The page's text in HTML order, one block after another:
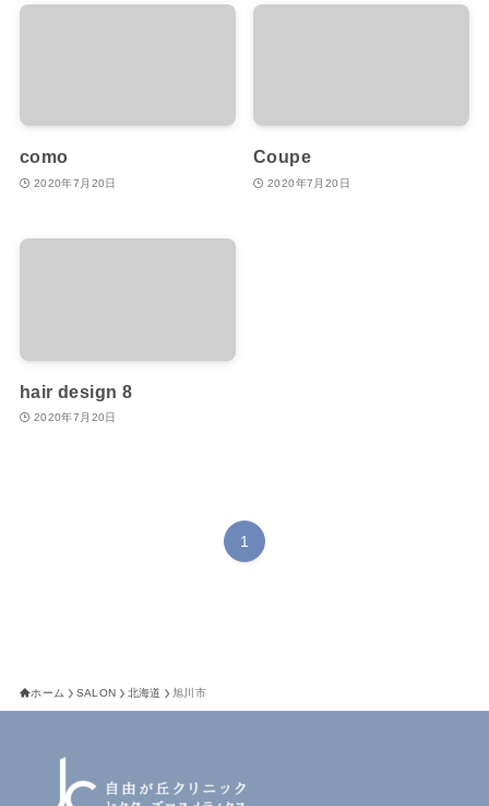
como
2020年7月20日
Coupe
2020年7月20日
hair design 8
2020年7月20日
1
ホーム SALON 北海道 旭川市